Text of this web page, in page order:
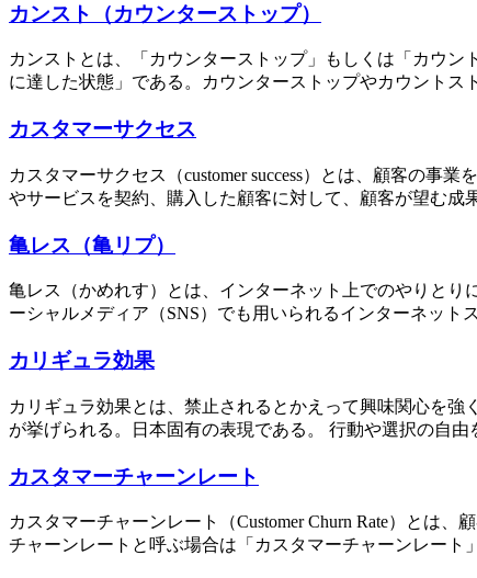
カンスト（カウンターストップ）
カンストとは、「カウンターストップ」もしくは「カウ
に達した状態」である。カウンターストップやカウント
カスタマーサクセス
カスタマーサクセス（customer success）とは、顧客の事
やサービスを契約、購入した顧客に対して、顧客が望む
亀レス（亀リプ）
亀レス（かめれす）とは、インターネット上でのやりとり
ーシャルメディア（SNS）でも用いられるインターネッ
カリギュラ効果
カリギュラ効果とは、禁止されるとかえって興味関心を
が挙げられる。日本固有の表現である。 行動や選択の自
カスタマーチャーンレート
カスタマーチャーンレート（Customer Churn Rate）とは
チャーンレートと呼ぶ場合は「カスタマーチャーンレー